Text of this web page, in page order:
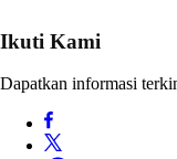
Ikuti Kami
Dapatkan informasi